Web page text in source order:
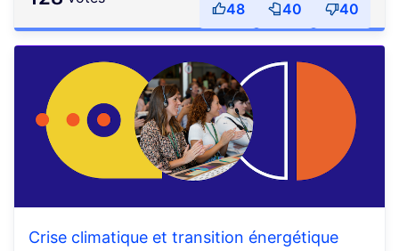
48 40 40
Crise climatique et transition énergétique